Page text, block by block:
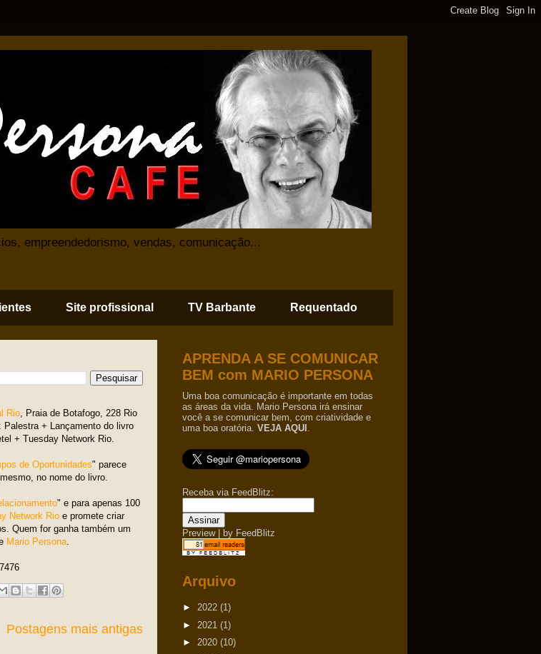
empreendedorismo, vendas, comunicação...
Site profissional TV Barbante Requentado
Rio, Praia de Botafogo, 228 Rio
+ Lançamento do livro
+ Tuesday Network Rio.
de Oportunidades" parece
no nome do livro.
" e para apenas 100
Network Rio e promete criar
Quem for ganha também um
Mario Persona.
Postagens mais antigas
APRENDA A SE COMUNICAR
BEM com MARIO PERSONA
Uma boa comunicação é importante em todas
as áreas da vida. Mario Persona irá ensinar
você a se comunicar bem, com criatividade e
uma boa oratória. VEJA AQUI .
Receba via FeedBlitz:
Preview| by FeedBlitz
Arquivo
► 2022 (1)
► 2021 (1)
► 2020 (10)